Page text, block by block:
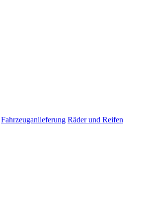
Fahrzeuganlieferung Räder und Reifen